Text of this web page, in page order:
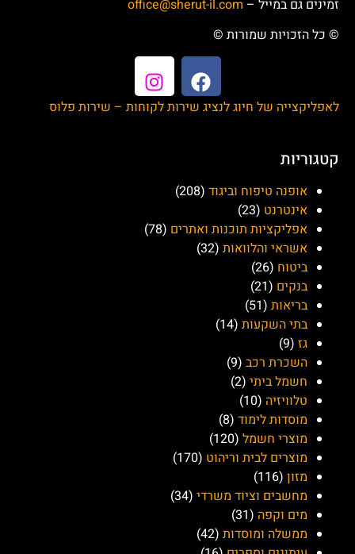
מפת אתר
מדיניות פרטיות
office@sherut-il.com
© כל הזכויות שמורות ©
לאפליקצייה של חיוג לנציג שירות לקוחות – שירות פלוס
קטגוריות
אופנה טיפוח וביגוד(208)
אינטרנט(23)
אפליקציות תוכנות ואתרים
אשראי והלוואות
ביטוח(26)
בנקים
בריאות(51)
בתי השקעות(14)
גז(9)
השכרת רכב(9)
חשמל ביתי(2)
טלוויזיה (10)
מוסדות לימוד
מוצרי חשמל(120)
מוצרים לבית וריהוט
מזון(116)